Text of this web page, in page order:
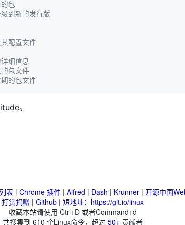
包
到新的发行版
配置文件
细信息
包文件
的包文件
。
表 | Chrome 插件| Alfred | Dash | Krunner| 开源中国
打赏捐赠 | Github | 短地址：https://git.io/linux
收藏本站请使用 Ctrl+D 或者Command+d
共搜集到 610 个Linux命令，超过 50+ 贡献者